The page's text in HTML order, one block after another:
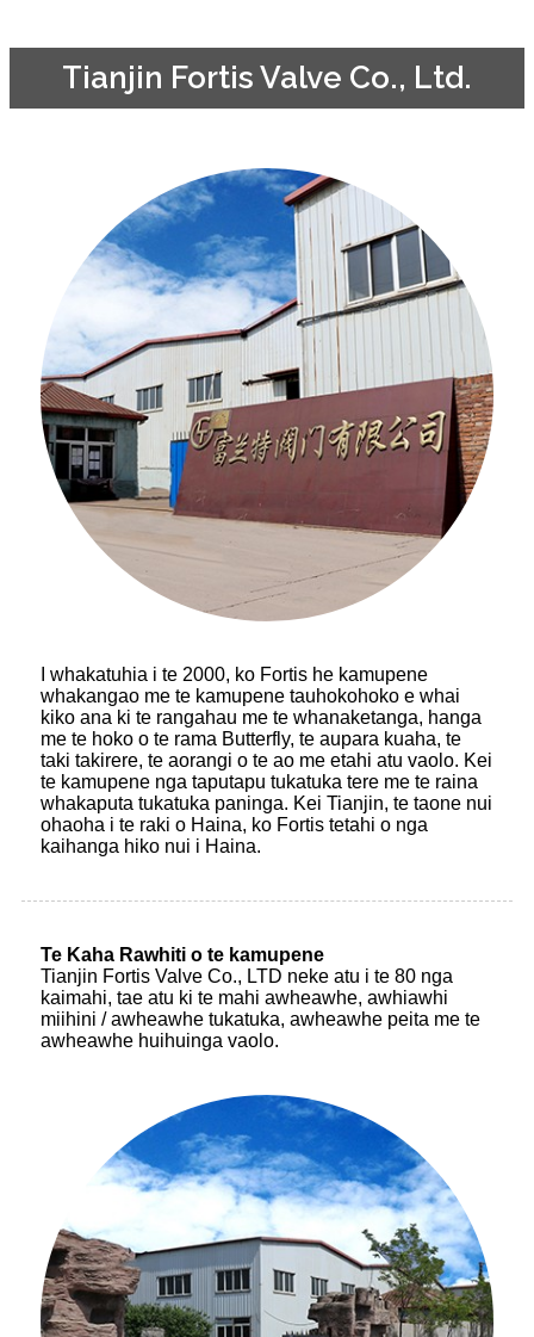
Tianjin Fortis Valve Co., Ltd.
I whakatuhia i te 2000, ko Fortis he kamupene
whakangao me te kamupene tauhokohoko e whai
kiko ana ki te rangahau me te whanaketanga, hanga
me te hoko o te rama Butterfly, te aupara kuaha, te
taki takirere, te aorangi o te ao me etahi atu vaolo. Kei
te kamupene nga taputapu tukatuka tere me te raina
whakaputa tukatuka paninga. Kei Tianjin, te taone nui
ohaoha i te raki o Haina, ko Fortis tetahi o nga
kaihanga hiko nui i Haina.
Te Kaha Rawhiti o te kamupene
Tianjin Fortis Valve Co., LTD neke atu i te 80 nga
kaimahi, tae atu ki te mahi awheawhe, awhiawhi
miihini / awheawhe tukatuka, awheawhe peita me te
awheawhe huihuinga vaolo.